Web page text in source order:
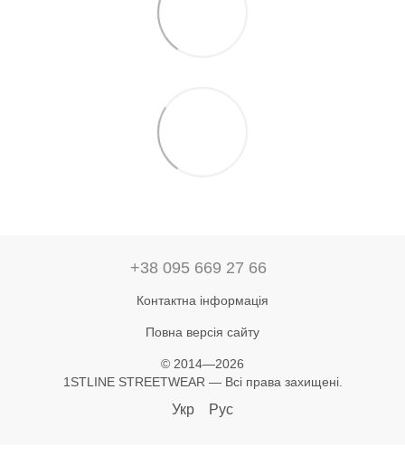
+38 095 669 27 66
Контактна інформація
Повна версія сайту
© 2014—2026
1STLINE STREETWEAR — Всі права захищені.
Укр Рус